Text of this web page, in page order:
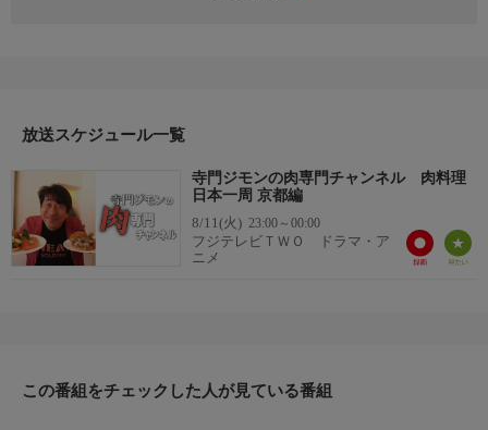
ダム紅蘭」「まるき製パン所」「スマート珈琲店」「STICKS
放送スケジュール一覧
寺門ジモンの肉専門チャンネル 肉料理
日本一周 京都編
8/11(火) 23:00～00:00
フジテレビＴＷＯ ドラマ・ア
ニメ
この番組をチェックした人が見ている番組